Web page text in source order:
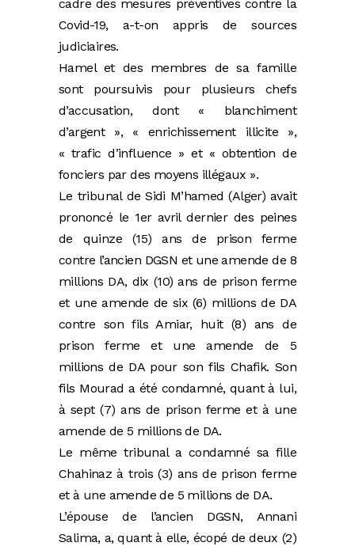
cadre des mesures préventives contre la
Covid-19, a-t-on appris de sources
judiciaires.
Hamel et des membres de sa famille
sont poursuivis pour plusieurs chefs
d’accusation, dont « blanchiment
d’argent », « enrichissement illicite »,
« trafic d’influence » et « obtention de
fonciers par des moyens illégaux ».
Le tribunal de Sidi M’hamed (Alger) avait
prononcé le 1er avril dernier des peines
de quinze (15) ans de prison ferme
contre l’ancien DGSN et une amende de 8
millions DA, dix (10) ans de prison ferme
et une amende de six (6) millions de DA
contre son fils Amiar, huit (8) ans de
prison ferme et une amende de 5
millions de DA pour son fils Chafik. Son
fils Mourad a été condamné, quant à lui,
à sept (7) ans de prison ferme et à une
amende de 5 millions de DA.
Le même tribunal a condamné sa fille
Chahinaz à trois (3) ans de prison ferme
et à une amende de 5 millions de DA.
L’épouse de l’ancien DGSN, Annani
Salima, a, quant à elle, écopé de deux (2)